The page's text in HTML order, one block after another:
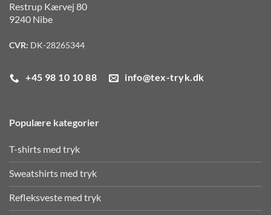
Restrup Kærvej 80
9240 Nibe
CVR: DK-28265344
+45 98 10 10 88 info@tex-tryk.dk
Populære kategorier
T-shirts med tryk
Sweatshirts med tryk
Refleksveste med tryk